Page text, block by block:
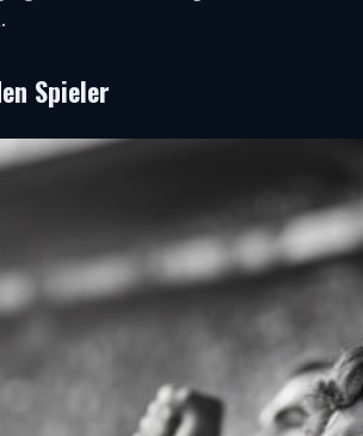
Spieler